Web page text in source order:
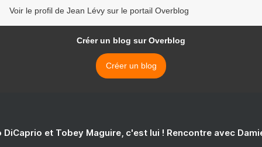
Voir le profil de Jean Lévy sur le portail Overblog
Créer un blog sur Overblog
Créer un blog
DiCaprio et Tobey Maguire, c'est lui ! Rencontre avec